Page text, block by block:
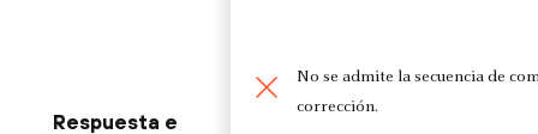
Respuesta e
No se admite la secuencia de
corrección.